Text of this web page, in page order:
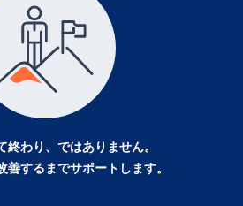
終わり、ではありません。
善するまでサポートします。